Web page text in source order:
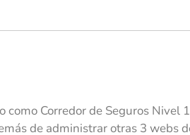
como Corredor de Seguros Nivel
de administrar otras 3 webs